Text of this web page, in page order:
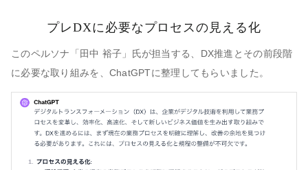
プレDXに必要なプロセスの見える化
このペルソナ「田中 裕子」氏が担当する、DX推進とその前段階
に必要な取り組みを、ChatGPTに整理してもらいました。